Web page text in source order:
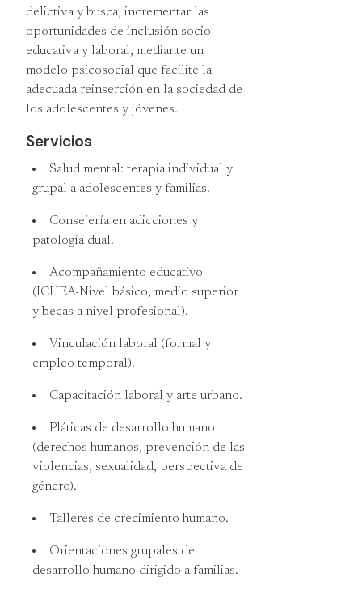
delictiva y busca, incrementar las
oportunidades de inclusión socio-
educativa y laboral, mediante un
modelo psicosocial que facilite la
adecuada reinserción en la sociedad de
los adolescentes y jóvenes.
Servicios
Salud mental: terapia individual y
grupal a adolescentes y familias.
Consejería en adicciones y
patología dual.
Acompañamiento educativo
(ICHEA-Nivel básico, medio superior
y becas a nivel profesional).
Vinculación laboral (formal y
empleo temporal).
Capacitación laboral y arte urbano.
Pláticas de desarrollo humano
(derechos humanos, prevención de las
violencias, sexualidad, perspectiva de
género).
Talleres de crecimiento humano.
Orientaciones grupales de
desarrollo humano dirigido a familias.